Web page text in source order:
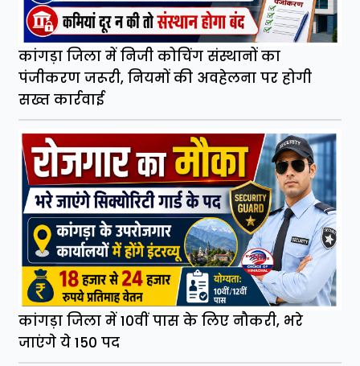
कांगड़ा जिला में निजी कोचिंग संस्थानों का
पंजीकरण जरूरी, नियमों की अवहेलना पर होगी
सख्त कार्रवाई
कांगड़ा जिला में 10वीं पास के लिए नौकरी, भरे
जाएंगे ये 150 पद